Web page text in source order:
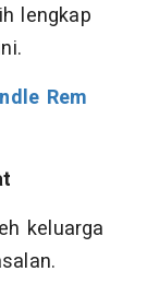
lengkap
Rem
keluarga